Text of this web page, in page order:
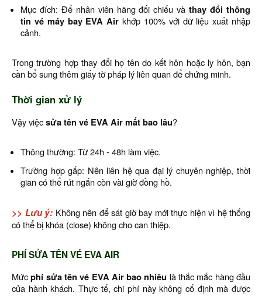
Mục đích: Để nhân viên hãng đối chiếu vàthay đổi thông
tin vé máy bay EVA Air khớp 100% với dữ liệu xuất nhập
cảnh.
Trong trường hợp thay đổi họ tên do kết hôn hoặc ly hôn, bạn
cần bổ sung thêm giấy tờ pháp lý liên quan để chứng minh.
Thời gian xử lý
Vậy việcsửa tên vé EVA Air mất bao lâu?
Thông thường: Từ 24h - 48h làm việc.
Trường hợp gấp: Nên liên hệ qua đại lý chuyên nghiệp, thời
gian có thể rút ngắn còn vài giờ đồng hồ.
>> Lưu ý: Không nên để sát giờ bay mới thực hiện vì hệ thống
có thể bị khóa (close) không cho can thiệp.
PHÍ SỬA TÊN VÉ EVA AIR
Mứcphí sửa tên vé EVA Air bao nhiêu là thắc mắc hàng đầu
của hành khách. Thực tế, chi phí này không cố định mà được